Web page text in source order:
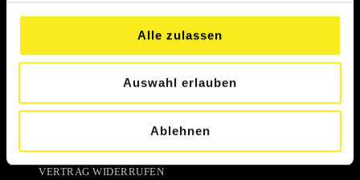
Alle zulassen
Auswahl erlauben
Ablehnen
VERTRAG WIDERRUFEN